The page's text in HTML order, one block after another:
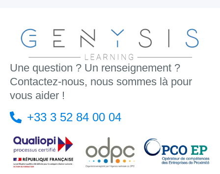
Une question ? Un renseignement ?
Contactez-nous, nous sommes là pour
vous aider !
+33 3 52 84 00 04